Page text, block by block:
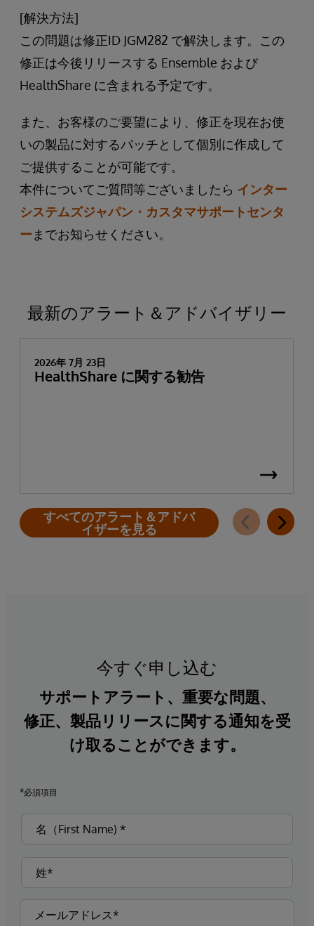
[解決方法]
この問題は修正ID JGM282 で解決します。この
修正は今後リリースする Ensemble および
HealthShare に含まれる予定です。
また、お客様のご要望により、修正を現在お使
いの製品に対するパッチとして個別に作成して
ご提供することが可能です。
本件についてご質問等ございましたら インター
システムズジャパン・カスタマサポートセンタ
ー までお知らせください。
最新のアラート＆アドバイザリー
2026年 7月 23日
HealthShare に関する勧告
すべてのアラート＆アドバ
イザーを見る
今すぐ申し込む
サポートアラート、重要な問題、
修正、製品リリースに関する通知を受
け取ることができます。
*必須項目